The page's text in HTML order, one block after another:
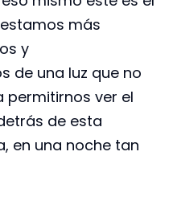
más
y
de una luz que no
ver el
de esta
en una noche tan